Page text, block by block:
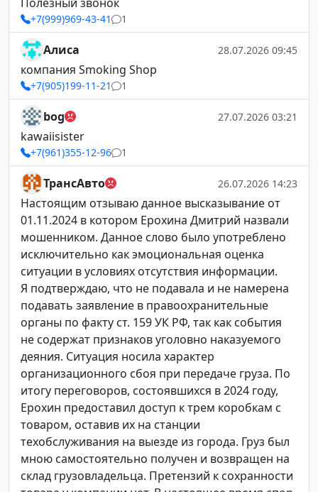
+7(999)969-43-41 1
Алиса 28.07.2026 09:45
компания Smoking Shop
+7(905)199-11-21 1
bog 27.07.2026 03:21
kawaiisister
+7(961)355-12-96 1
ТрансАвто 26.07.2026 14:23
Настоящим отзываю данное высказывание от
01.11.2024 в котором Ерохина Дмитрий назвали
мошенником. Данное слово было употреблено
исключительно как эмоциональная оценка
ситуации в условиях отсутствия информации.
Я подтверждаю, что не подавала и не намерена
подавать заявление в правоохранительные
органы по факту ст. 159 УК РФ, так как события
не содержат признаков уголовно наказуемого
деяния. Ситуация носила характер
организационного сбоя при передаче груза. По
итогу переговоров, состоявшихся в 2024 году,
Ерохин предоставил доступ к трем коробкам с
товаром, оставив их на станции
техобслуживания на выезде из города. Груз был
мною самостоятельно получен и возвращен на
склад грузовладельца. Претензий к сохранности